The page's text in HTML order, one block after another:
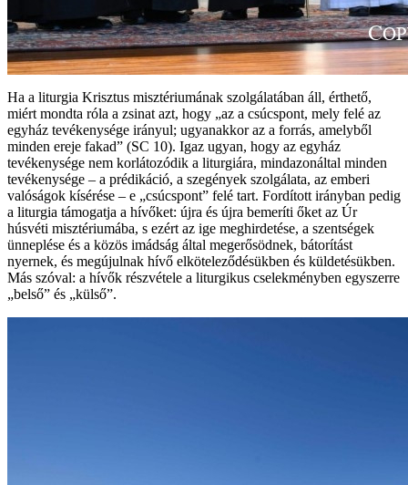
Ha a liturgia Krisztus misztériumának szolgálatában áll, érthető,
miért mondta róla a zsinat azt, hogy „az a csúcspont, mely felé az
egyház tevékenysége irányul; ugyanakkor az a forrás, amelyből
minden ereje fakad” (SC 10). Igaz ugyan, hogy az egyház
tevékenysége nem korlátozódik a liturgiára, mindazonáltal minden
tevékenysége – a prédikáció, a szegények szolgálata, az emberi
valóságok kísérése – e „csúcspont” felé tart. Fordított irányban pedig
a liturgia támogatja a hívőket: újra és újra bemeríti őket az Úr
húsvéti misztériumába, s ezért az ige meghirdetése, a szentségek
ünneplése és a közös imádság által megerősödnek, bátorítást
nyernek, és megújulnak hívő elköteleződésükben és küldetésükben.
Más szóval: a hívők részvétele a liturgikus cselekményben egyszerre
„belső” és „külső”.